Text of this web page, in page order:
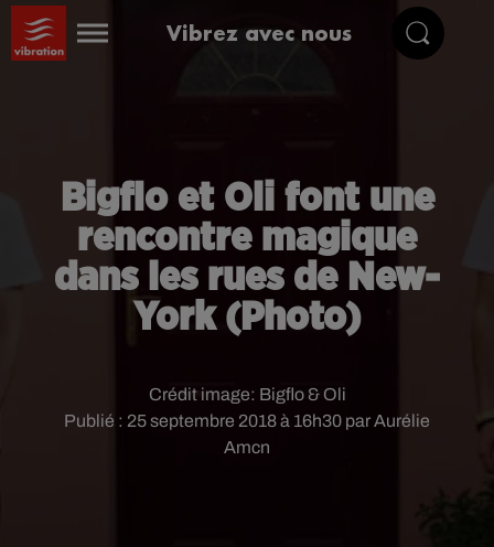
Vibrez avec nous
Bigflo et Oli font une
rencontre magique
dans les rues de New-
York (Photo)
Publié : 25 septembre 2018 à 16h30 par Aurélie
Amcn
Crédit image: Bigflo & Oli